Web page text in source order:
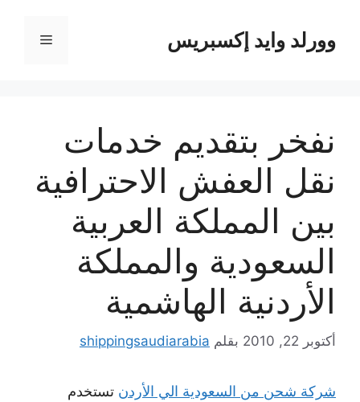
المحتوىوورلد وايد إكسبريس القائمة
نفخر بتقديم خدمات
نقل العفش الاحترافية
بين المملكة العربية
السعودية والمملكة
الأردنية الهاشمية
أكتوبر 22, 2010 بقلم shippingsaudiarabia
شركة شحن من السعودية الي الأردن تستخدم